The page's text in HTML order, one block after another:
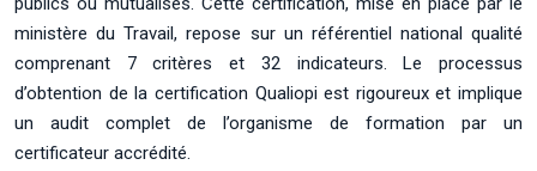
ministère du Travail, repose sur un référentiel national qualité
comprenant 7 critères et 32 indicateurs. Le processus
d’obtention de la certification Qualiopi est rigoureux et implique
un audit complet de l’organisme de formation par un
certificateur accrédité.